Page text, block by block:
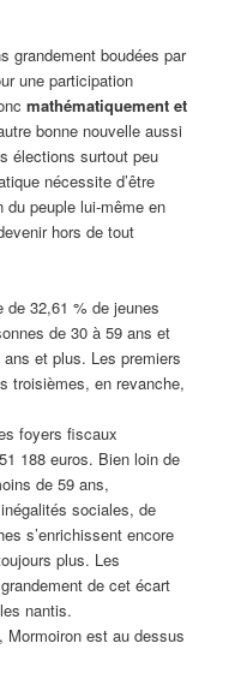
grandement boudées par
une participation
mathématiquement et
bonne nouvelle aussi
élections surtout peu
nécessite d’être
du peuple lui-même en
hors de tout
de 32,61 % de jeunes
de 30 à 59 ans et
et plus. Les premiers
troisièmes, en revanche,
foyers fiscaux
188 euros. Bien loin de
de 59 ans,
sociales, de
s’enrichissent encore
plus. Les
de cet écart
nantis.
est au dessus